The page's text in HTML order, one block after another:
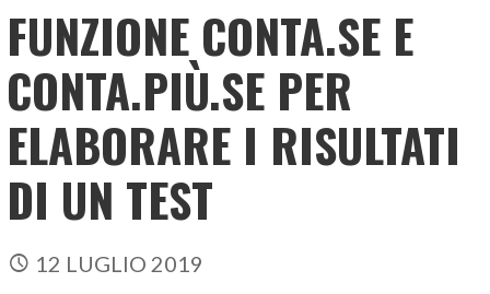
FUNZIONE CONTA.SE E
CONTA.PIÙ.SE PER
ELABORARE I RISULTATI
DI UN TEST
12 LUGLIO 2019